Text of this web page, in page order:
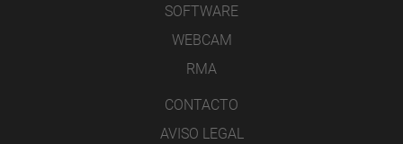
SOFTWARE
WEBCAM
RMA
CONTACTO
AVISO LEGAL